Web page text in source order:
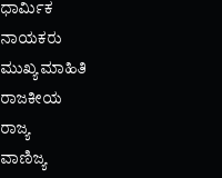
ಧಾರ್ಮಿಕ
ನಾಯಕರು
ಮುಖ್ಯ ಮಾಹಿತಿ
ರಾಜಕೀಯ
ರಾಜ್ಯ
ವಾಣಿಜ್ಯ